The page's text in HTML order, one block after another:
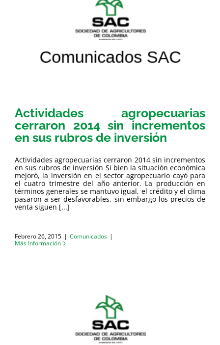
Actividades agropecuarias
cerraron 2014 sin incrementos
en sus rubros de inversión
Actividades agropecuarias cerraron 2014 sin incrementos
en sus rubros de inversión Si bien la situación económica
mejoró, la inversión en el sector agropecuario cayó para
el cuatro trimestre del año anterior. La producción en
términos generales se mantuvo igual, el crédito y el clima
pasaron a ser desfavorables, sin embargo los precios de
venta siguen [...]
Febrero 26, 2015 | Comunicados |
Más Información